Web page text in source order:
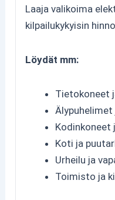
Laaja valikoima
kilpailukykyisin
Löydät mm:
Tietokoneet
Kodinkoneet
Koti ja
Urheilu ja
Toimisto ja